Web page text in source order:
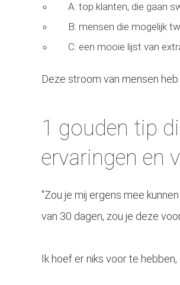
A: top klanten, die gaan
B: mensen die mogelijk
C: een mooie lijst van
Deze stroom van mensen
1 gouden tip
ervaringen en
"Zou je mij ergens mee
van 30 dagen, zou je deze
Ik hoef er niks voor te